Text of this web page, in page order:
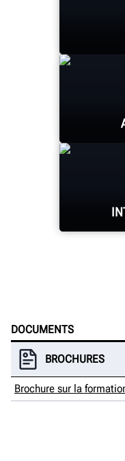
DOCUMENTS
BROCHURES
Brochure sur la